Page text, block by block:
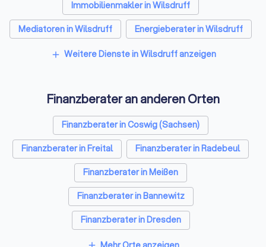
Immobilienmakler in Wilsdruff
Mediatoren in Wilsdruff
Energieberater in Wilsdruff
add Weitere Dienste in Wilsdruff anzeigen
Finanzberater an anderen Orten
Finanzberater in Coswig (Sachsen)
Finanzberater in Freital
Finanzberater in Radebeul
Finanzberater in Meißen
Finanzberater in Bannewitz
Finanzberater in Dresden
Finanzberater in Dippoldiswalde